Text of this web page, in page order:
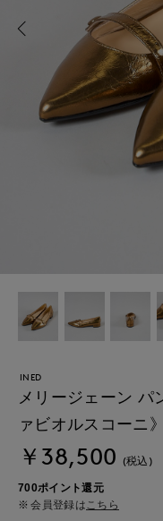
INED
メリージェーン パ
ァビオルスコーニ》
￥38,500 (税込)
700ポイント還元
会員登録は こちら